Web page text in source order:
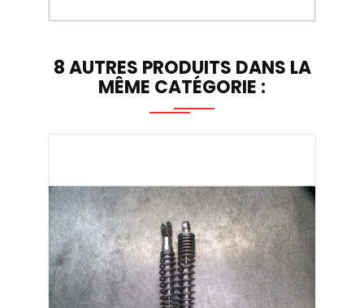
8 AUTRES PRODUITS DANS LA
MÊME CATÉGORIE :